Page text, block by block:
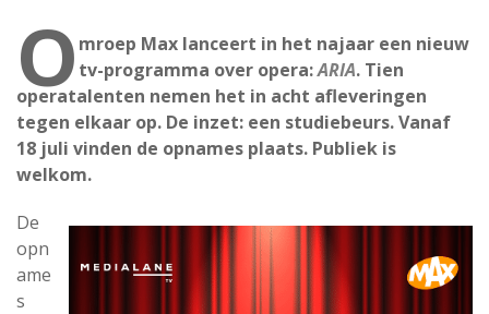
O mroep Max lanceert in het najaar een nieuw
tv-programma over opera:ARIA. Tien
operatalenten nemen het in acht afleveringen
tegen elkaar op. De inzet: een studiebeurs. Vanaf
18 juli vinden de opnames plaats. Publiek is
welkom.
De
opn
ame
s